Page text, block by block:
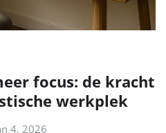
focus: de kracht
werkplek
4, 2026